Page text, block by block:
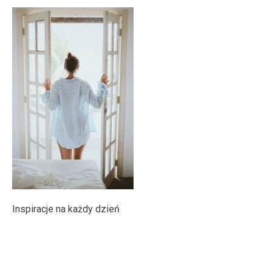
Inspiracje na każdy dzień